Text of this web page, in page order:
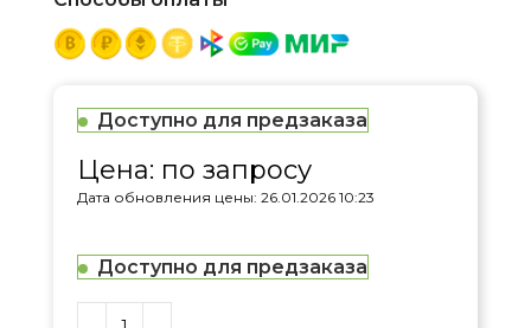
Доступно для предзаказа
Цена: по запросу
Дата обновления цены: 26.01.2026 10:23
Доступно для предзаказа